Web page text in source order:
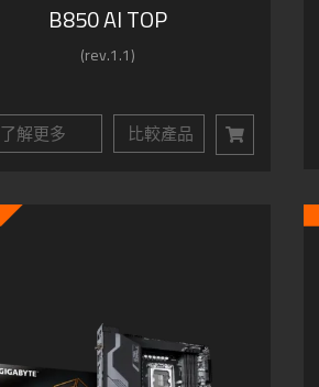
B850 AI TOP
(rev.1.1)
了解更多 比較產品